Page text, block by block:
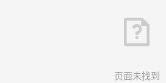
页面未找到